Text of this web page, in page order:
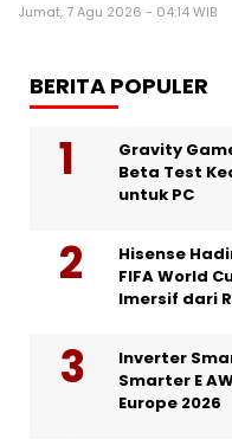
Jumat, 7 Agu 2026 - 04:14 WIB
BERITA POPULER
Gravity
Beta Test
untuk PC
Hisense
FIFA World
Imersif dari
Inverter
Smarter E
Europe 2026